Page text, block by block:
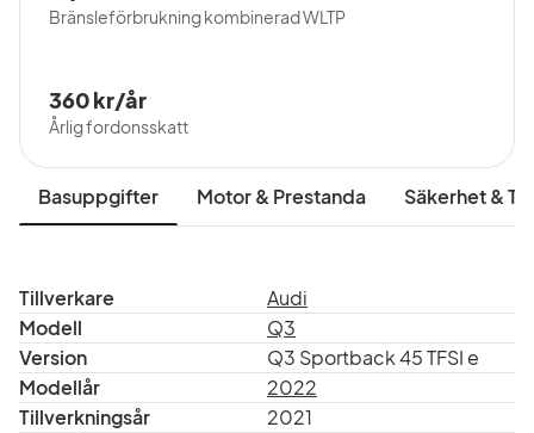
Bränsleförbrukning kombinerad WLTP
Årlig fordonsskatt
360 kr/år
Basuppgifter Motor & Prestanda Säkerhet &
Tillverkare
Audi
Modell
Q3
Version
Q3 Sportback 45 TFSI e
Modellår
2022
Tillverkningsår
2021